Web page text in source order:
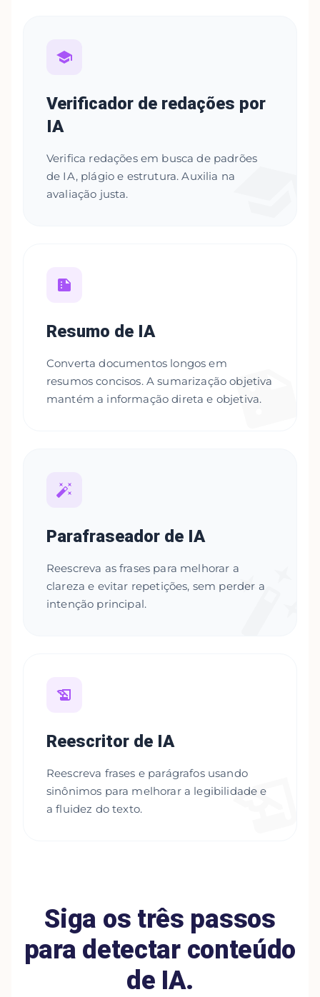
Verificador de redações por
IA
Verifica redações em busca de padrões
de IA, plágio e estrutura. Auxilia na
avaliação justa.
Resumo de IA
Converta documentos longos em
resumos concisos. A sumarização objetiva
mantém a informação direta e objetiva.
Parafraseador de IA
Reescreva as frases para melhorar a
clareza e evitar repetições, sem perder a
intenção principal.
Reescritor de IA
Reescreva frases e parágrafos usando
sinônimos para melhorar a legibilidade e
a fluidez do texto.
Siga os três passos
para detectar conteúdo
de IA.